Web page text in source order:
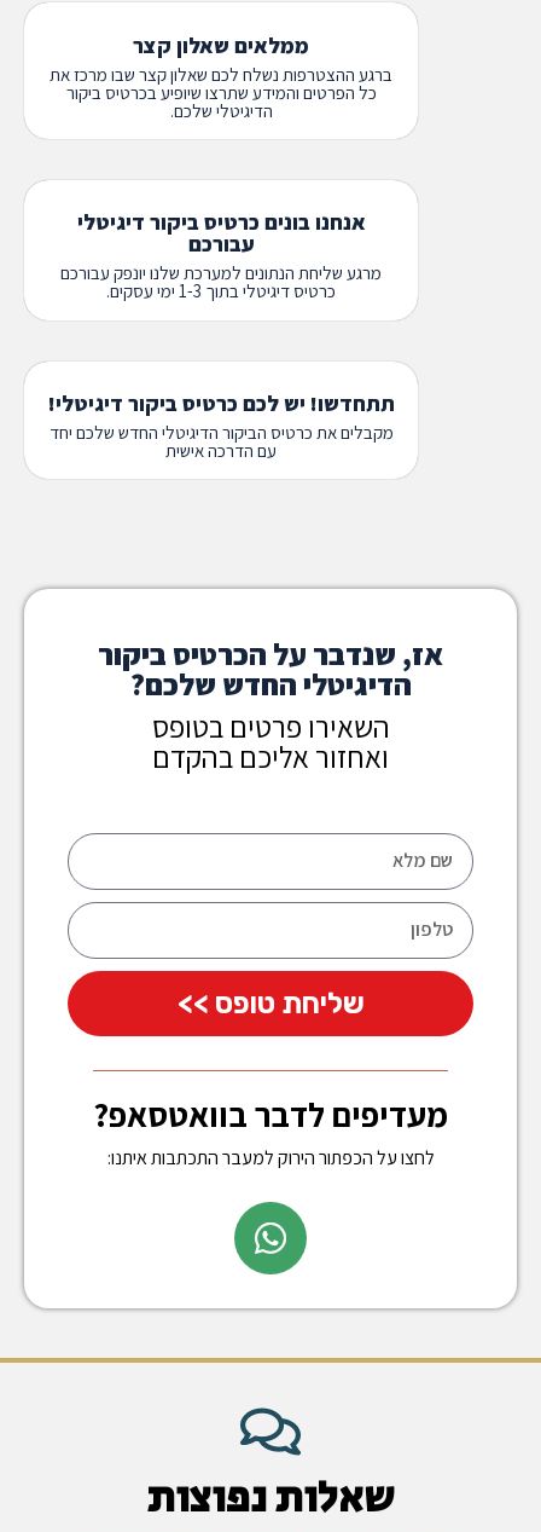
ממלאים שאלון קצר
ברגע ההצטרפות נשלח לכם שאלון קצר שבו מרכז את
כל הפרטים והמידע שתרצו שיופיע בכרטיס ביקור
הדיגיטלי שלכם.
אנחנו בונים כרטיס ביקור דיגיטלי
עבורכם
מרגע שליחת הנתונים למערכת שלנו יונפק עבורכם
כרטיס דיגיטלי בתוך 1-3 ימי עסקים.
תתחדשו! יש לכם כרטיס ביקור דיגיטלי!
מקבלים את כרטיס הביקור הדיגיטלי החדש שלכם יחד
עם הדרכה אישית
אז, שנדבר על הכרטיס ביקור
הדיגיטלי החדש שלכם?
השאירו פרטים בטופס
ואחזור אליכם בהקדם
שליחת טופס >>
מעדיפים לדבר בוואטסאפ?
לחצו על הכפתור הירוק למעבר התכתבות איתנו:
שאלות נפוצות